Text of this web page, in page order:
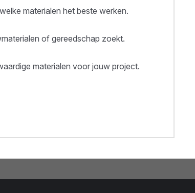
materialen het beste werken.
of gereedschap zoekt.
materialen voor jouw project.